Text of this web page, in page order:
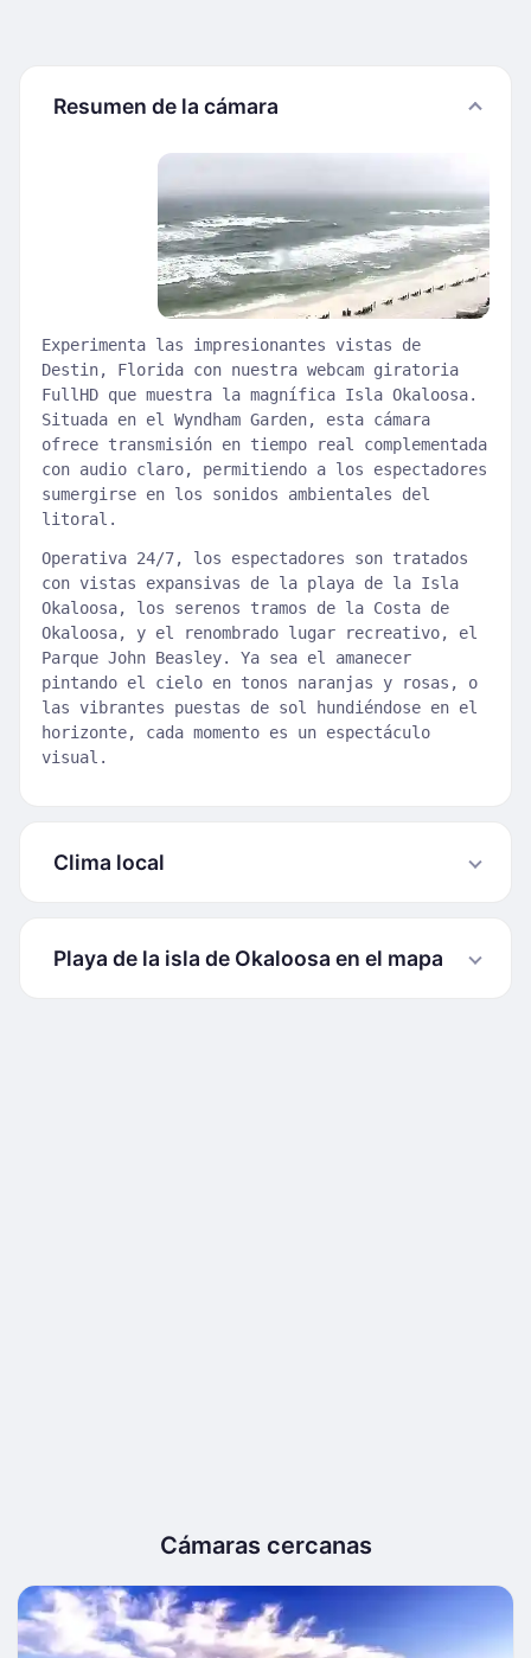
Resumen de la cámara
Experimenta las impresionantes vistas de
Destin, Florida con nuestra webcam giratoria
FullHD que muestra la magnífica Isla Okaloosa.
Situada en el Wyndham Garden, esta cámara
ofrece transmisión en tiempo real complementada
con audio claro, permitiendo a los espectadores
sumergirse en los sonidos ambientales del
litoral.
Operativa 24/7, los espectadores son tratados
con vistas expansivas de la playa de la Isla
Okaloosa, los serenos tramos de la Costa de
Okaloosa, y el renombrado lugar recreativo, el
Parque John Beasley. Ya sea el amanecer
pintando el cielo en tonos naranjas y rosas, o
las vibrantes puestas de sol hundiéndose en el
horizonte, cada momento es un espectáculo
visual.
Clima local
Playa de la isla de Okaloosa en el mapa
Cámaras cercanas